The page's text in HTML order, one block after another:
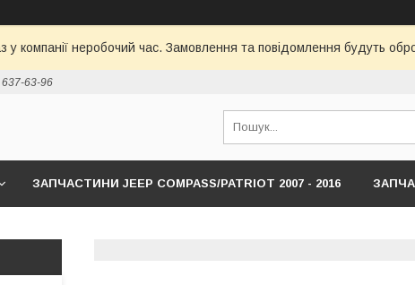
у компанії неробочий час. Замовлення та повідомлення будуть
63-96
ЗАПЧАСТИНИ JEEP COMPASS/PATRIOT 2007 - 2016